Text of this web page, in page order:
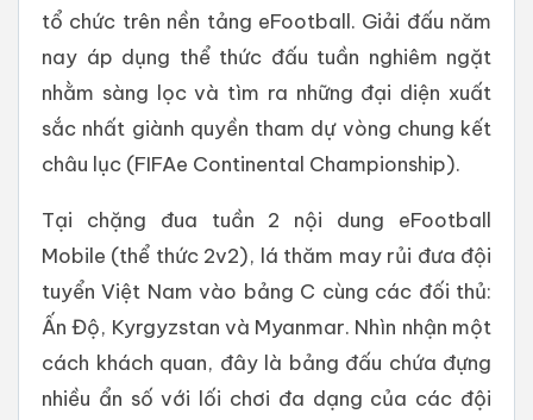
tổ chức trên nền tảng eFootball. Giải đấu năm
nay áp dụng thể thức đấu tuần nghiêm ngặt
nhằm sàng lọc và tìm ra những đại diện xuất
sắc nhất giành quyền tham dự vòng chung kết
châu lục (FIFAe Continental Championship).
Tại chặng đua tuần 2 nội dung eFootball
Mobile (thể thức 2v2), lá thăm may rủi đưa đội
tuyển Việt Nam vào bảng C cùng các đối thủ:
Ấn Độ, Kyrgyzstan và Myanmar. Nhìn nhận một
cách khách quan, đây là bảng đấu chứa đựng
nhiều ẩn số với lối chơi đa dạng của các đội